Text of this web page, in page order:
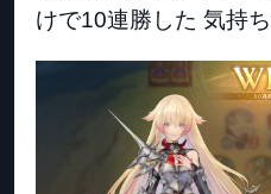
けで10連勝した 気持